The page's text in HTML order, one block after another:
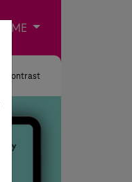
ME Odaberite jezik
Kontrast